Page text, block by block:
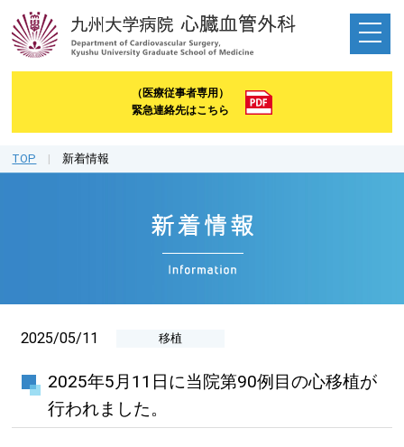
（医療従事者専用）
緊急連絡先はこちら
TOP | 新着情報
2025/05/11 移植
2025年5月11日に当院第90例目の心移植が
行われました。